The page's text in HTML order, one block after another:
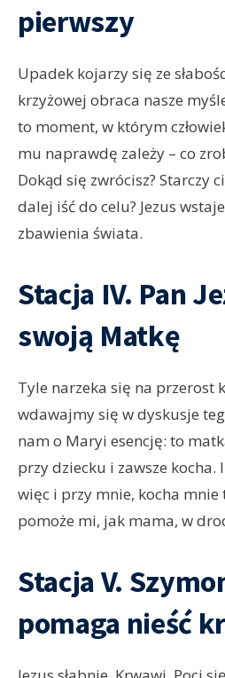
pierwszy
Upadek kojarzy się ze
krzyżowej obraca nasze
to moment, w którym
mu naprawdę zależy – co
Dokąd się zwrócisz? Starczy
dalej iść do celu? Jezus
zbawienia świata.
Stacja IV. Pan
swoją Matkę
Tyle narzeka się na przerost
wdawajmy się w dyskusje
nam o Maryi esencję: to
przy dziecku i zawsze kocha.
więc i przy mnie, kocha
pomoże mi, jak mama, w
Stacja V.
pomaga nieść